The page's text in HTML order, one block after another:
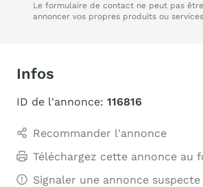
Le formulaire de contact ne peut pas
annoncer vos propres produits ou
Infos
ID de l'annonce: 116816
Recommander l'annonce
Téléchargez cette annonce au
Signaler une annonce suspecte